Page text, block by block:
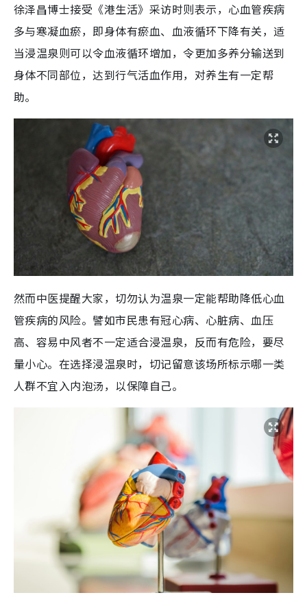
徐泽昌博士接受《港生活》采访时则表示，心血管疾病
多与寒凝血瘀，即身体有瘀血、血液循环下降有关，适
当浸温泉则可以令血液循环增加，令更加多养分输送到
身体不同部位，达到行气活血作用，对养生有一定帮
助。
然而中医提醒大家，切勿认为温泉一定能帮助降低心血
管疾病的风险。譬如市民患有冠心病、心脏病、血压
高、容易中风者不一定适合浸温泉，反而有危险，要尽
量小心。在选择浸温泉时，切记留意该场所标示哪一类
人群不宜入内泡汤，以保障自己。